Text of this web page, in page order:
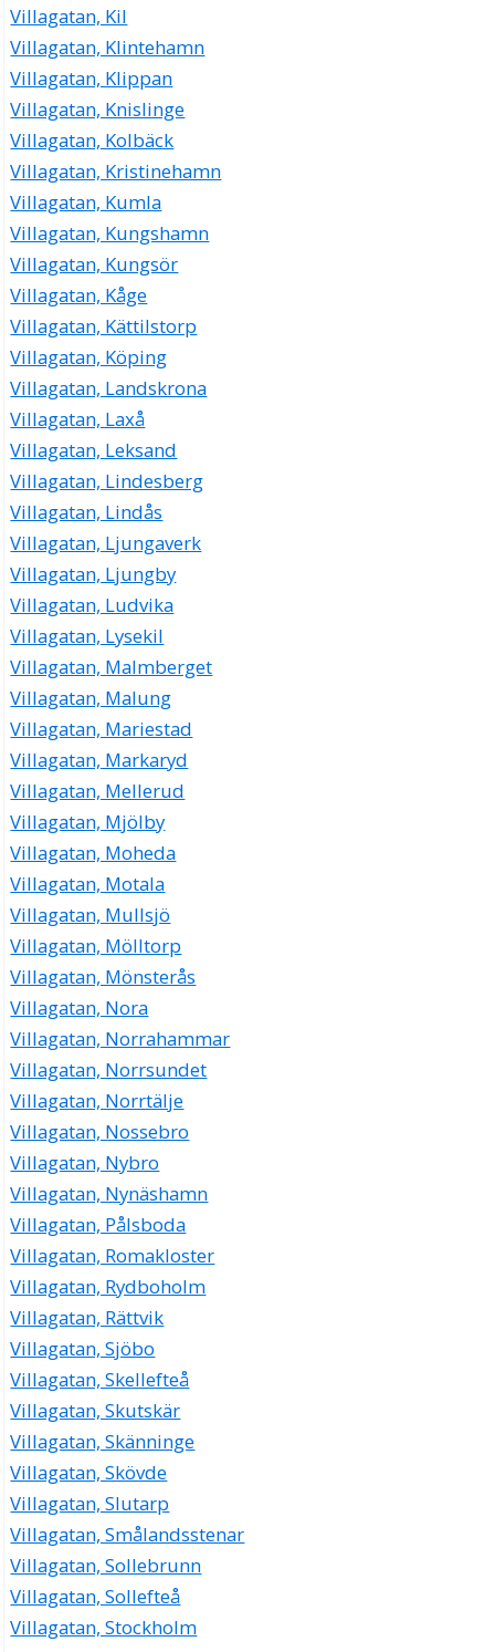
Villagatan, Kil
Villagatan, Klintehamn
Villagatan, Klippan
Villagatan, Knislinge
Villagatan, Kolbäck
Villagatan, Kristinehamn
Villagatan, Kumla
Villagatan, Kungshamn
Villagatan, Kungsör
Villagatan, Kåge
Villagatan, Kättilstorp
Villagatan, Köping
Villagatan, Landskrona
Villagatan, Laxå
Villagatan, Leksand
Villagatan, Lindesberg
Villagatan, Lindås
Villagatan, Ljungaverk
Villagatan, Ljungby
Villagatan, Ludvika
Villagatan, Lysekil
Villagatan, Malmberget
Villagatan, Malung
Villagatan, Mariestad
Villagatan, Markaryd
Villagatan, Mellerud
Villagatan, Mjölby
Villagatan, Moheda
Villagatan, Motala
Villagatan, Mullsjö
Villagatan, Mölltorp
Villagatan, Mönsterås
Villagatan, Nora
Villagatan, Norrahammar
Villagatan, Norrsundet
Villagatan, Norrtälje
Villagatan, Nossebro
Villagatan, Nybro
Villagatan, Nynäshamn
Villagatan, Pålsboda
Villagatan, Romakloster
Villagatan, Rydboholm
Villagatan, Rättvik
Villagatan, Sjöbo
Villagatan, Skellefteå
Villagatan, Skutskär
Villagatan, Skänninge
Villagatan, Skövde
Villagatan, Slutarp
Villagatan, Smålandsstenar
Villagatan, Sollebrunn
Villagatan, Sollefteå
Villagatan, Stockholm